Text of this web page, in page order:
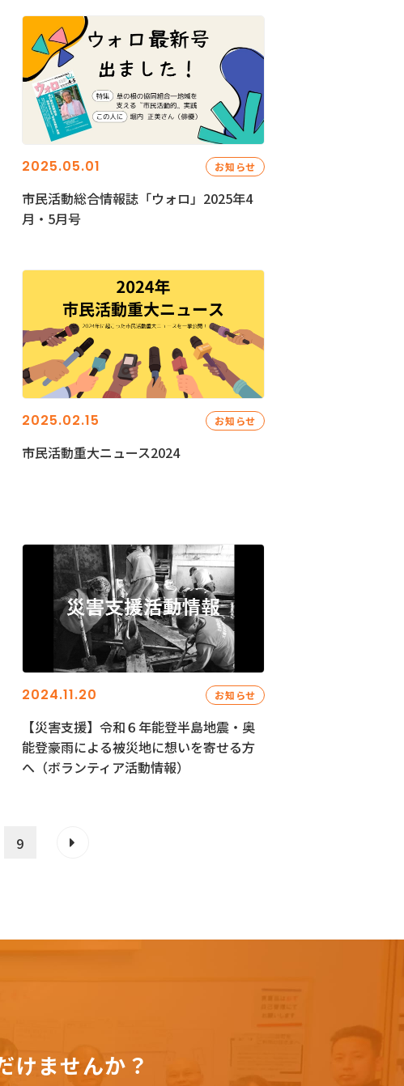
2025.05.01 お知らせ
市民活動総合情報誌「ウォロ」2025年4
月・5月号
2025.02.15 お知らせ
市民活動重大ニュース2024
2024.11.20 お知らせ
【災害支援】令和６年能登半島地震・奥
能登豪雨による被災地に想いを寄せる方
へ（ボランティア活動情報）
9
けませんか？